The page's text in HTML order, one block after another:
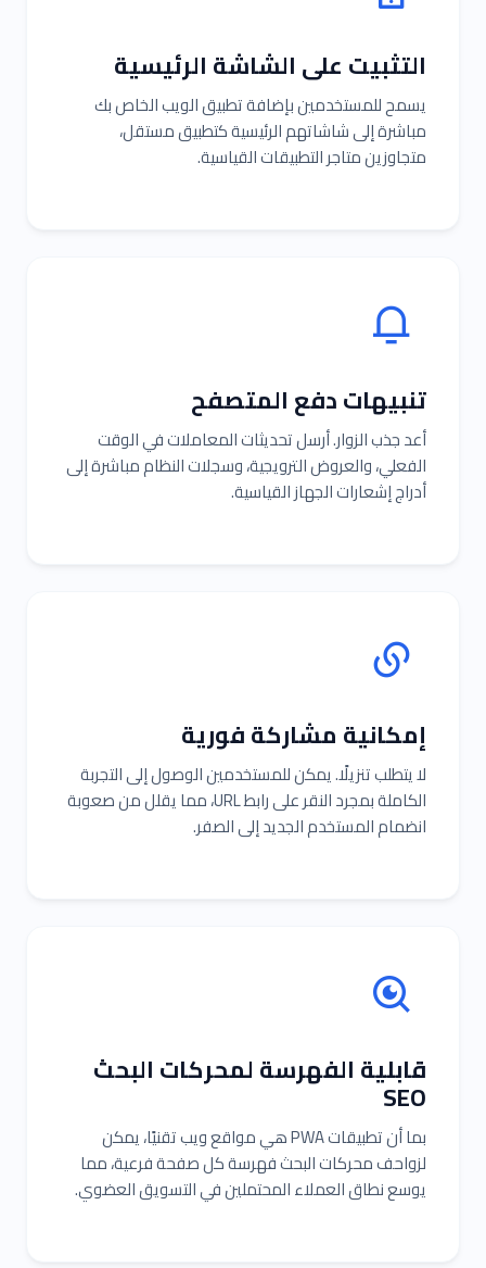
التثبيت على الشاشة الرئيسية
يسمح للمستخدمين بإضافة تطبيق الويب الخاص بك
مباشرة إلى شاشاتهم الرئيسية كتطبيق مستقل،
متجاوزين متاجر التطبيقات القياسية.
تنبيهات دفع المتصفح
أعد جذب الزوار. أرسل تحديثات المعاملات في الوقت
الفعلي، والعروض الترويجية، وسجلات النظام مباشرة إلى
أدراج إشعارات الجهاز القياسية.
إمكانية مشاركة فورية
لا يتطلب تنزيلًا. يمكن للمستخدمين الوصول إلى التجربة
الكاملة بمجرد النقر على رابط URL، مما يقلل من صعوبة
انضمام المستخدم الجديد إلى الصفر.
قابلية الفهرسة لمحركات البحث
SEO
بما أن تطبيقات PWA هي مواقع ويب تقنيًا، يمكن
لزواحف محركات البحث فهرسة كل صفحة فرعية، مما
يوسع نطاق العملاء المحتملين في التسويق العضوي.